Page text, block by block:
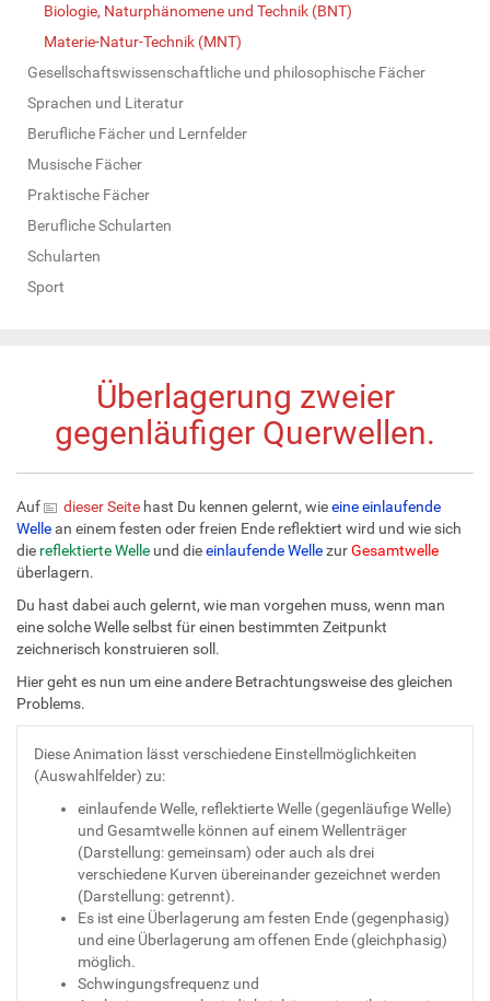
Biologie, Naturphänomene und Technik (BNT)
Materie-Natur-Technik (MNT)
Gesellschaftswissenschaftliche und philosophische Fächer
Sprachen und Literatur
Berufliche Fächer und Lernfelder
Musische Fächer
Praktische Fächer
Berufliche Schularten
Schularten
Sport
Überlagerung zweier
gegenläufiger Querwellen.
Auf dieser Seite hast Du kennen gelernt, wieeine einlaufende
Wellean einem festen oder freien Ende reflektiert wird und wie sich
die reflektierte Welle und dieeinlaufende WellezurGesamtwelle
überlagern.
Du hast dabei auch gelernt, wie man vorgehen muss, wenn man
eine solche Welle selbst für einen bestimmten Zeitpunkt
zeichnerisch konstruieren soll.
Hier geht es nun um eine andere Betrachtungsweise des gleichen
Problems.
Diese Animation lässt verschiedene Einstellmöglichkeiten
(Auswahlfelder) zu:
einlaufende Welle, reflektierte Welle (gegenläufige Welle)
und Gesamtwelle können auf einem Wellenträger
(Darstellung: gemeinsam) oder auch als drei
verschiedene Kurven übereinander gezeichnet werden
(Darstellung: getrennt).
Es ist eine Überlagerung am festen Ende (gegenphasig)
und eine Überlagerung am offenen Ende (gleichphasig)
möglich.
Schwingungsfrequenz und